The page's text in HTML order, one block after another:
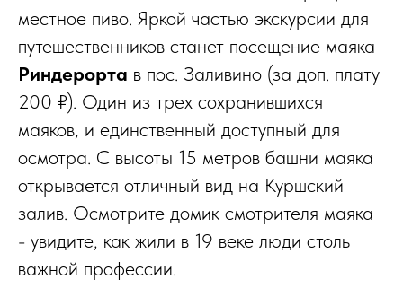
местное пиво. Яркой частью экскурсии для
путешественников станет посещение маяка
Риндерорта в пос. Заливино (за доп. плату
200 ₽). Один из трех сохранившихся
маяков, и единственный доступный для
осмотра. С высоты 15 метров башни маяка
открывается отличный вид на Куршский
залив. Осмотрите домик смотрителя маяка
- увидите, как жили в 19 веке люди столь
важной профессии.